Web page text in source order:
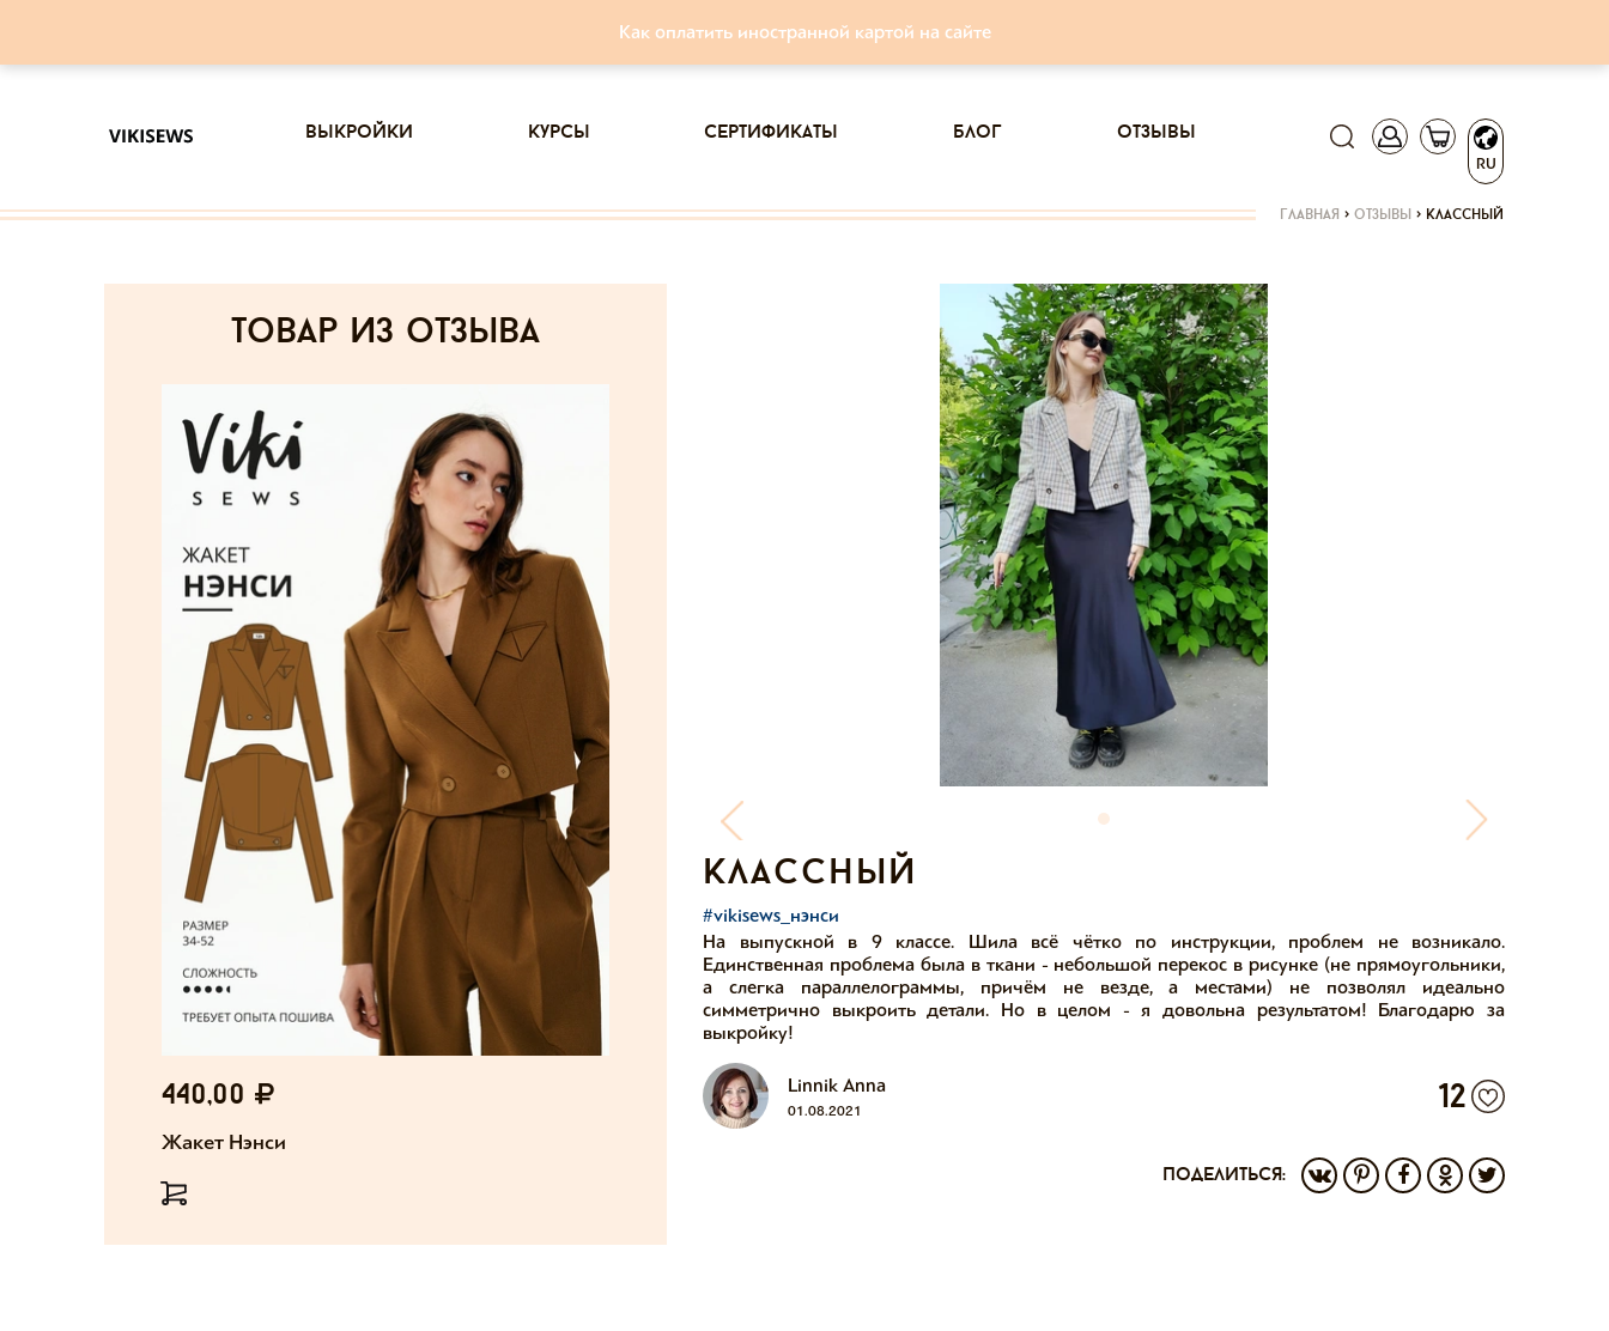
Как оплатить иностранной картой на сайте
RU
выкройки курсы сертификаты блог отзывы
главная > отзывы > классный
товар из отзыва
440,00
Жакет Нэнси
классный
#vikisews_нэнси
На выпускной в 9 классе. Шила всё чётко по инструкции, проблем не возникало.
Единственная проблема была в ткани - небольшой перекос в рисунке (не прямоугольники,
а слегка параллелограммы, причём не везде, а местами) не позволял идеально
симметрично выкроить детали. Но в целом - я довольна результатом! Благодарю за
выкройку!
Linnik Anna
01.08.2021 12
поделиться: